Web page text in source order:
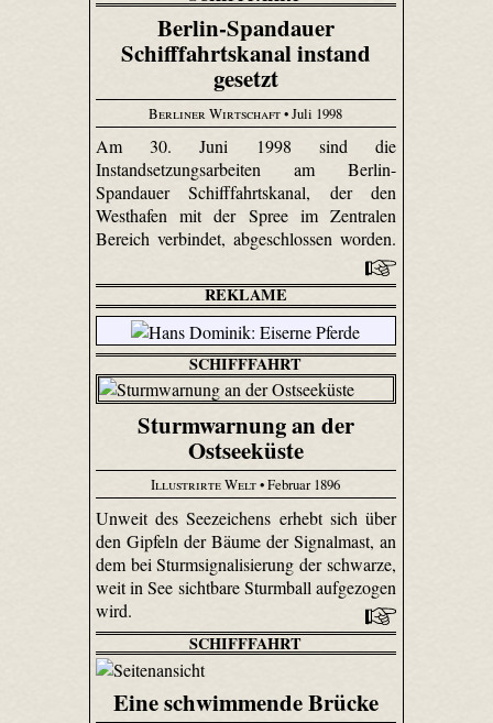
Berlin-Spandauer
Schifffahrtskanal instand
gesetzt
Berliner Wirtschaft• Juli 1998
Am 30. Juni 1998 sind die
Instandsetzungsarbeiten am Berlin-
Spandauer Schifffahrtskanal, der den
Westhafen mit der Spree im Zentralen
Bereich verbindet, abgeschlossen worden.
REKLAME
SCHIFFFAHRT
Sturmwarnung an der
Ostseeküste
Illustrirte Welt• Februar 1896
Unweit des Seezeichens erhebt sich über
den Gipfeln der Bäume der Signalmast, an
dem bei Sturmsignalisierung der schwarze,
weit in See sichtbare Sturmball aufgezogen
wird.
SCHIFFFAHRT
Eine schwimmende Brücke